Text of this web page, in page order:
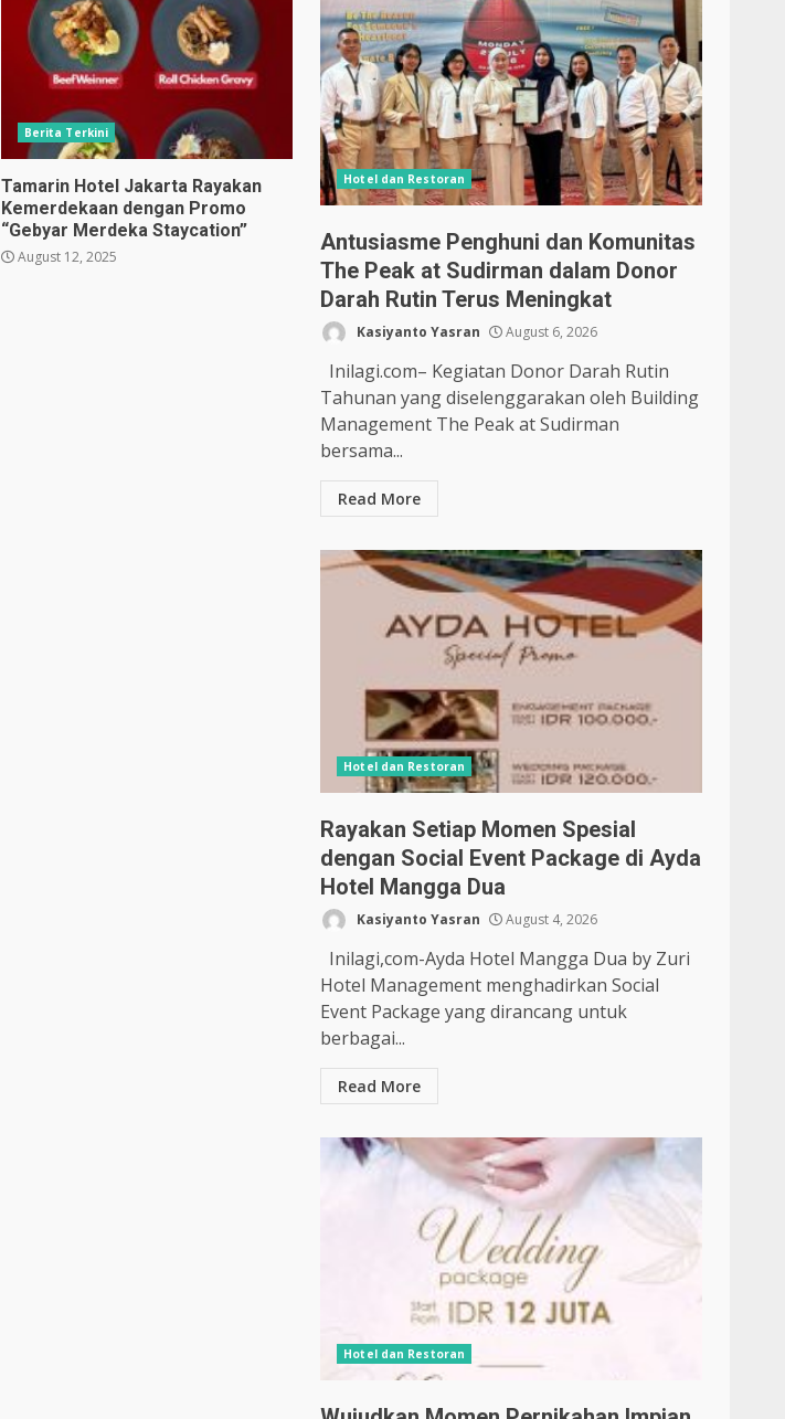
Berita Terkini
Tamarin Hotel Jakarta Rayakan
Kemerdekaan dengan Promo
“Gebyar Merdeka Staycation”
August 12, 2025
Hotel dan Restoran
Antusiasme Penghuni dan Komunitas
The Peak at Sudirman dalam Donor
Darah Rutin Terus Meningkat
Kasiyanto Yasran August 6, 2026
Inilagi.com– Kegiatan Donor Darah Rutin
Tahunan yang diselenggarakan oleh Building
Management The Peak at Sudirman
bersama...
Read More
Hotel dan Restoran
Rayakan Setiap Momen Spesial
dengan Social Event Package di Ayda
Hotel Mangga Dua
Kasiyanto Yasran August 4, 2026
Inilagi,com-Ayda Hotel Mangga Dua by Zuri
Hotel Management menghadirkan Social
Event Package yang dirancang untuk
berbagai...
Read More
Hotel dan Restoran